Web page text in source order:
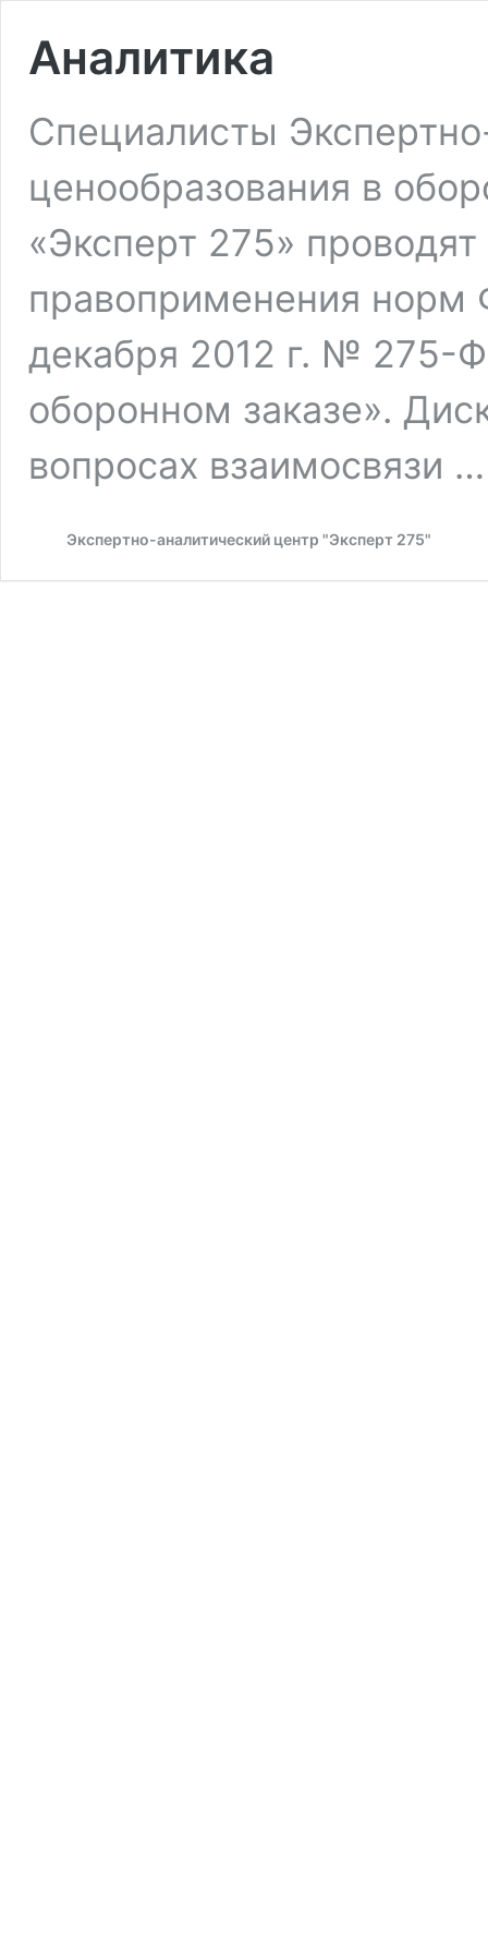
Аналитика
Специалисты
ценообразования в
«Эксперт 275»
правоприменения норм
декабря 2012 г. № 275-
оборонном заказе».
вопросах взаимосвязи
Экспертно-аналитический центр "Эксперт 275"